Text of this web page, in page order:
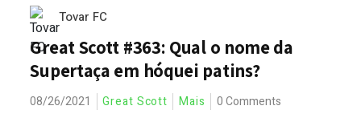
Tovar FC
Great Scott #363: Qual o nome da
Supertaça em hóquei patins?
08/26/2021 Great Scott Mais 0 Comments